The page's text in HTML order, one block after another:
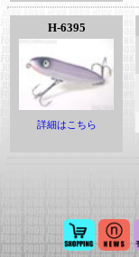
H-6395
詳細はこちら